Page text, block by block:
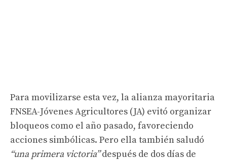
Para movilizarse esta vez, la alianza mayoritaria
FNSEA-Jóvenes Agricultores (JA) evitó organizar
bloqueos como el año pasado, favoreciendo
acciones simbólicas. Pero ella también saludó
“una primera victoria”después de dos días de